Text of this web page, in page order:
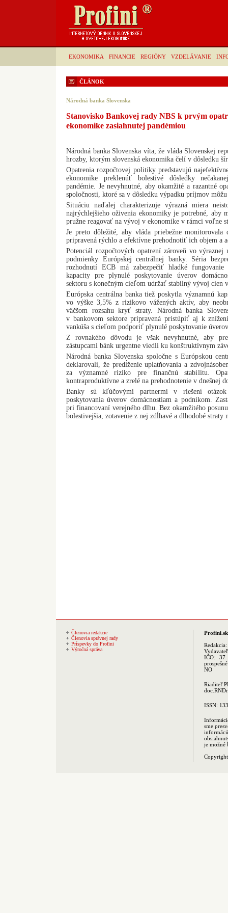
EKONOMIKA FINANCIE REGIÓNY VZDELÁVANIE
ČLÁNOK
Národná banka Slovenska
Stanovisko Bankovej rady NBS k prvým
ekonomike zasiahnutej pandémiou
Národná banka Slovenska víta, že vláda Slovenskej
hrozby, ktorým slovenská ekonomika čelí v dôsledku
Opatrenia rozpočtovej politiky predstavujú
ekonomike preklenúť bolestivé dôsledky
pandémie. Je nevyhnutné, aby okamžité a razantné
spoločnosti, ktoré sa v dôsledku výpadku príjmov
Situáciu naďalej charakterizuje výrazná miera
najrýchlejšieho oživenia ekonomiky je potrebné, aby
pružne reagovať na vývoj v ekonomike v rámci voľne
Je preto dôležité, aby vláda priebežne
pripravená rýchlo a efektívne prehodnotiť ich objem a
Potenciál rozpočtových opatrení zároveň vo
podmienky Európskej centrálnej banky. Séria
rozhodnutí ECB má zabezpečiť hladké
kapacity pre plynulé poskytovanie úverov
sektoru s konečným cieľom udržať stabilný vývoj cien
Európska centrálna banka tiež poskytla významnú
vo výške 3,5% z rizikovo vážených aktív, aby
väčšom rozsahu kryť straty. Národná banka
v bankovom sektore pripravená pristúpiť aj k
vankúša s cieľom podporiť plynulé poskytovanie
Z rovnakého dôvodu je však nevyhnutné, aby
zástupcami bánk urgentne viedli ku konštruktívnym
Národná banka Slovenska spoločne s Európskou
deklarovali, že predĺženie uplatňovania a
za významné riziko pre finančnú stabilitu.
kontraproduktívne a zrelé na prehodnotenie v dnešnej
Banky sú kľúčovými partnermi v riešení
poskytovania úverov domácnostiam a podnikom.
pri financovaní verejného dlhu. Bez okamžitého
bolestivejšia, zotavenie z nej zdĺhavé a dlhodobé straty
Členovia redakcie
Členovia správnej rady
Príspevky do Profini
Výročná správa
Profini.sk
Redakcia:
IČO: 37
NO
Riaditeľ
ISSN:
sme
je možné